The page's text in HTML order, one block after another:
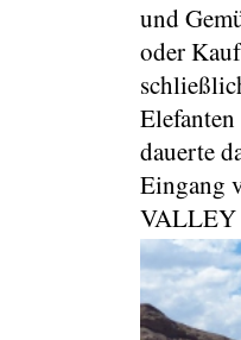
und
oder
dauerte
Eingang
VALLEY